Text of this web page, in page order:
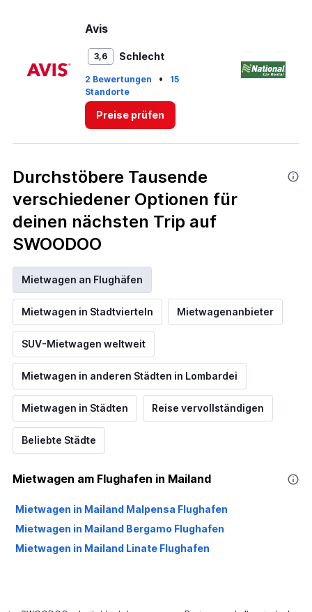
Avis
3,6 Schlecht
2 Bewertungen •
15
Standorte
Preise prüfen
Durchstöbere Tausende
verschiedener Optionen für
deinen nächsten Trip auf
SWOODOO
Mietwagen an Flughäfen
Mietwagen in Stadtvierteln Mietwagenanbieter
SUV-Mietwagen weltweit
Mietwagen in anderen Städten in Lombardei
Mietwagen in Städten Reise vervollständigen
Beliebte Städte
Mietwagen am Flughafen in Mailand
Mietwagen in Mailand Malpensa Flughafen
Mietwagen in Mailand Bergamo Flughafen
Mietwagen in Mailand Linate Flughafen